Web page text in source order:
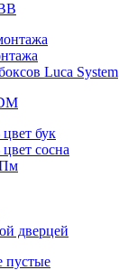
Luca System
бук
сосна
дверцей
пустые